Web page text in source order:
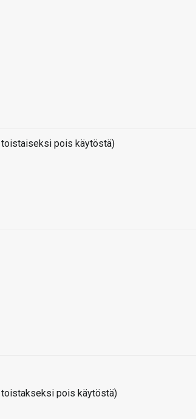
pois käytöstä)
pois käytöstä)